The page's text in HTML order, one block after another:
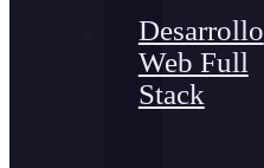
Desarrollo
Web Full
Stack